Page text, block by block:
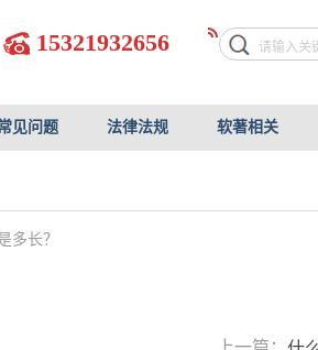
15321932656
见问题 法律法规 软著相关
多长？